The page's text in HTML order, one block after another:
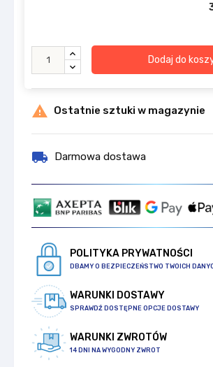
Dodaj do
 Ostatnie sztuki w magazynie
local_shipping Darmowa dostawa
POLITYKA PRYWATNOŚCI
DBAMY O BEZPIECZEŃSTWO TWOICH
WARUNKI DOSTAWY
SPRAWDŹ DOSTĘPNE OPCJE DOSTAWY
WARUNKI ZWROTÓW
14 DNI NA WYGODNY ZWROT